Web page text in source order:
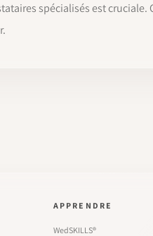
spécialisés est
APPRENDRE
WedSKILLS®